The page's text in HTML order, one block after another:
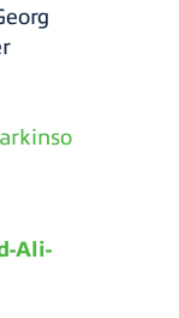
Ali-